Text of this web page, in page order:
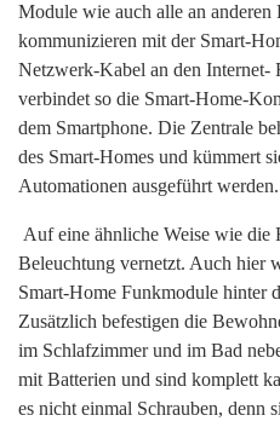
Module wie auch alle an
kommunizieren mit der Smart-
Netzwerk-Kabel an den Internet-
verbindet so die Smart-Home-
dem Smartphone. Die Zentrale
des Smart-Homes und kümmert
Automationen ausgeführt werden.
Auf eine ähnliche Weise wie die
Beleuchtung vernetzt. Auch hier
Smart-Home Funkmodule hinter
Zusätzlich befestigen die
im Schlafzimmer und im Bad
mit Batterien und sind komplett
es nicht einmal Schrauben, denn